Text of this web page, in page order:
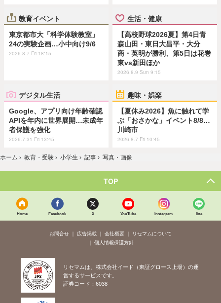
教育イベント
東京都市大「科学体験教室」
24の実験企画…小中向け9/6
2026.8.7 Fri 18:15
生活・健康
【高校野球2026夏】第4日青
森山田・東日大昌平・大分
商・英明が勝利、第5日は花巻
東vs新田ほか
2026.8.9 Sun 9:15
デジタル生活
Google、アプリ向け年齢確認
APIを年内に世界展開…未成年
者保護を強化
2026.7.31 Fri 13:45
趣味・娯楽
【夏休み2026】魚に触れて学
ぶ「おさかな」イベント8/8…
川崎市
2026.8.7 Fri 10:45
ホーム › 教育・受験 › 小学生 › 記事 › 写真・画像
TOP
Home Facebook X YouTube Instagram line
お問合せ 広告掲載 会社概要
リセマムについて
個人情報保護方針
リセマムは、株式会社イード（東証グロース上場）の運
営するサービスです。
証券コード：6038